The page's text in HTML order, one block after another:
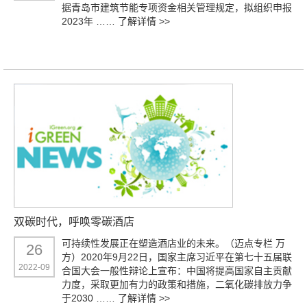
据青岛市建筑节能专项资金相关管理规定，拟组织申报
2023年 …… 了解详情 >>
双碳时代，呼唤零碳酒店
26
2022-09
可持续性发展正在塑造酒店业的未来。（迈点专栏 万
方）2020年9月22日，国家主席习近平在第七十五届联
合国大会一般性辩论上宣布：中国将提高国家自主贡献
力度，采取更加有力的政策和措施，二氧化碳排放力争
于2030 …… 了解详情 >>